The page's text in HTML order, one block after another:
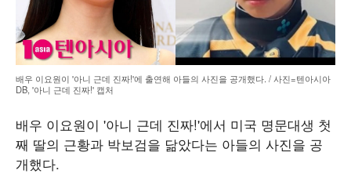
배우 이요원이 '아니 근데 진짜!'에 출연해 아들의 사진을 공개했다. / 사진=텐아시아
DB, '아니 근데 진짜!' 캡처
배우 이요원이 '아니 근데 진짜!'에서 미국 명문대생 첫
째 딸의 근황과 박보검을 닮았다는 아들의 사진을 공
개했다.